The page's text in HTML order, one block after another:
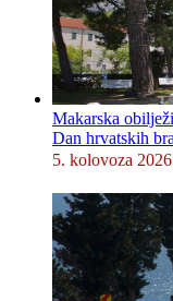
Makarska
Dan hrvatskih
5. kolovoza